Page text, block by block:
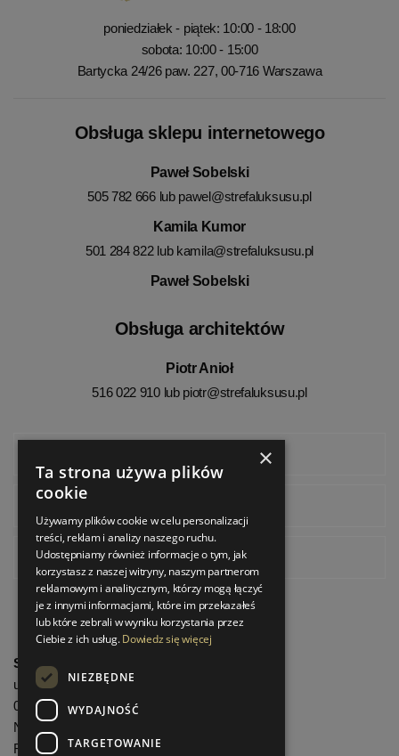
poniedziałek - piątek: 10:00 - 18:00
sobota: 10:00 - 15:00
Bartycka 24/26 paw. 227, 00-716 Warszawa
Obsługa sklepu internetowego
Paweł Sobelski
505 782 666 lub pawel@strefaluksusu.pl
Kamila Kumor
501 284 822 lub kamila@strefaluksusu.pl
Paweł Sobelski
Obsługa architektów
Piotr Anioł
516 022 910 lub piotr@strefaluksusu.pl
Pinterest
StrefaLuksusu.pl
ul. Bartycka 24/26 Pawilon 227
00-716 Warszawa
NIP: 8251972213
REGON: 06035139
×
Ta strona używa plików
cookie
Używamy plików cookie w celu personalizacji
treści, reklam i analizy naszego ruchu.
Udostępniamy również informacje o tym, jak
korzystasz z naszej witryny, naszym partnerom
reklamowym i analitycznym, którzy mogą łączyć
je z innymi informacjami, które im przekazałeś
lub które zebrali w wyniku korzystania przez
Ciebie z ich usług.Dowiedz się więcej
NIEZBĘDNE
WYDAJNOŚĆ
TARGETOWANIE